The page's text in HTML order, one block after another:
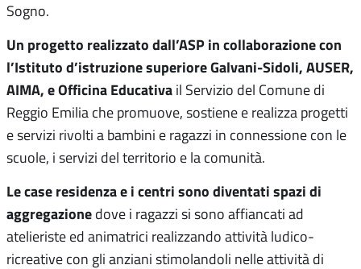
Sogno.
Un progetto realizzato dall’ASP in collaborazione con
l’Istituto d’istruzione superiore Galvani-Sidoli, AUSER,
AIMA, e Officina Educativa il Servizio del Comune di
Reggio Emilia che promuove, sostiene e realizza progetti
e servizi rivolti a bambini e ragazzi in connessione con le
scuole, i servizi del territorio e la comunità.
Le case residenza e i centri sono diventati spazi di
aggregazione dove i ragazzi si sono affiancati ad
atelieriste ed animatrici realizzando attività ludico-
ricreative con gli anziani stimolandoli nelle attività di